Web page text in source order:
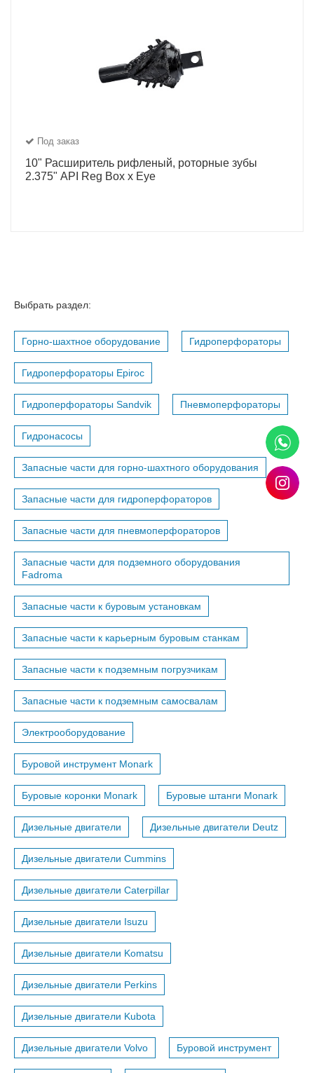
Под заказ
10" Расширитель рифленый, роторные зубы
2.375" API Reg Box x Eye
Выбрать раздел:
Горно-шахтное оборудование Гидроперфораторы
Гидроперфораторы Epiroc
Гидроперфораторы Sandvik Пневмоперфораторы
Гидронасосы
Запасные части для горно-шахтного оборудования
Запасные части для гидроперфораторов
Запасные части для пневмоперфораторов
Запасные части для подземного оборудования
Fadroma
Запасные части к буровым установкам
Запасные части к карьерным буровым станкам
Запасные части к подземным погрузчикам
Запасные части к подземным самосвалам
Электрооборудование
Буровой инструмент Monark
Буровые коронки Monark Буровые штанги Monark
Дизельные двигатели Дизельные двигатели Deutz
Дизельные двигатели Cummins
Дизельные двигатели Caterpillar
Дизельные двигатели Isuzu
Дизельные двигатели Komatsu
Дизельные двигатели Perkins
Дизельные двигатели Kubota
Дизельные двигатели Volvo Буровой инструмент